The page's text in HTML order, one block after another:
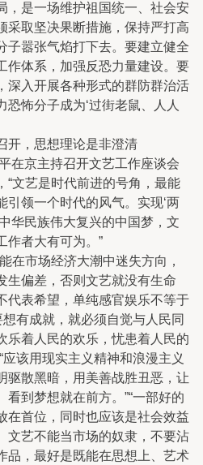
，是一场维护祖国统一、社会安
采取坚决果断措施，保持严打高
子嚣张气焰打下去。要建立健全
作体系，加强反恐力量建设。要
深入开展各种形式的群防群治活
怖分子成为‘过街老鼠、人人
，思想理论是非澄清
京主持召开文艺工作座谈会
“文艺是时代前进的号角，最能
引领一个时代的风气。实现‘两
华民族伟大复兴的中国梦，文
作者大有可为。”
市场经济大潮中迷失方向，
生偏差，否则文艺就没有生命
代表希望，单纯感官娱乐不等于
有成就，就必须自觉与人民同
乐着人民的欢乐，忧患着人民的
该用现实主义精神和浪漫主义
驱散黑暗，用美善战胜丑恶，让
看到梦想就在前方。”“一部好的
在首位，同时也应该是社会效益
文艺不能当市场的奴隶，不要沾
品，最好是既能在思想上、艺术